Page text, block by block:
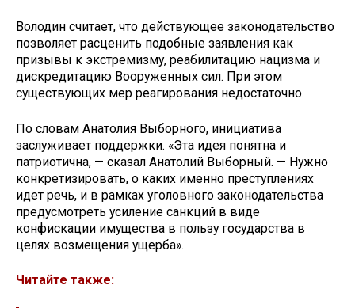
Володин считает, что действующее законодательство
позволяет расценить подобные заявления как
призывы к экстремизму, реабилитацию нацизма и
дискредитацию Вооруженных сил. При этом
существующих мер реагирования недостаточно.
По словам Анатолия Выборного, инициатива
заслуживает поддержки. «Эта идея понятна и
патриотична, — сказал Анатолий Выборный. — Нужно
конкретизировать, о каких именно преступлениях
идет речь, и в рамках уголовного законодательства
предусмотреть усиление санкций в виде
конфискации имущества в пользу государства в
целях возмещения ущерба».
Читайте также: